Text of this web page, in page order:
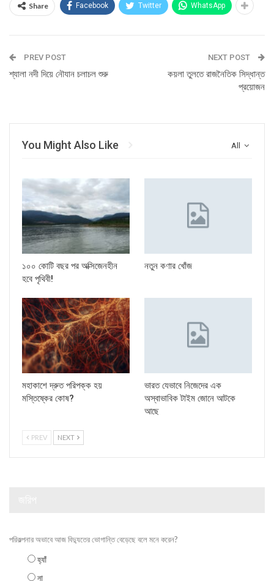
Share Facebook Twitter WhatsApp
PREV POST
শ্যালা নদী দিয়ে নৌযান চলাচল শুরু
NEXT POST
কয়লা তুলতে রাজনৈতিক সিদ্ধান্ত
প্রয়োজন
All
You Might Also Like
১০০ কোটি বছর পর অক্সিজেনহীন
হবে পৃথিবী!
নতুন কণার খোঁজ
মহাকাশে দ্রুত পরিপক্ক হয়
মস্তিষ্কের কোষ?
ভারত যেভাবে নিজেদের এক
অস্বাভাবিক টাইম জোনে আটকে
আছে
PREV NEXT
পরিকল্পনার অভাবে আজ বিদ্যুতের ভোগান্তি বেড়েছে বলে মনে করেন?
হ্যাঁ
না